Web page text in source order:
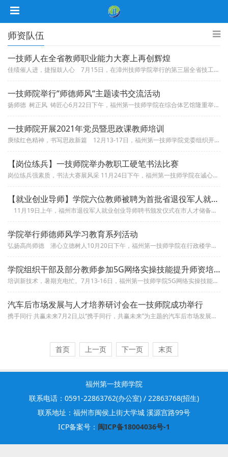
师资队伍
一技师人在全省教师职业能力大赛上再创辉煌
佳绩催人进，捷报鼓人心 7月15日，在漳州技师学院举行的第三届全省技工院校教师职业能力大赛上，福州第一技师学院共取得5个...
一技师院举行“师德师风“主题读书交流活动
扬师德 树正风 铸匠心6月22日下午，福州第一技师学院在综合体艺馆隆重举行师德师风主题读书活动交流活动，院党委书记、...
一技师院开展2021年党员暨思政课教师培训
庚续红色精神，书写思政新篇 12月13-17日，福州第一技师学院党委组织开展2021年党员暨思政课教师培训，共有4...
【岗位练兵】一技师院举办教职工硬笔书法比赛
岗位练兵强素质，书法大赛展风采 11月24日下午，福州第一技师学院在诚心楼学术报告厅举行题为“岗位练兵强素质，书法大赛展...
【就业创业导师】学院六位教师被聘为首批省退役军人就业创业导师
11月19日上午，福州市退役军人就业创业导师聘书颁发仪式在市人才储备中心举行。福州第一技师学院有6位教师被聘为首...
学院举行师德师风学习教育系列活动
弘扬高尚师德 潜心立德树人10月20日下午，福州第一技师学院在行政楼学术报告厅举行师德师风承诺与考试暨新教师入职宣...
学院组织干部及部分教师参加5G网络实操技能提升师资培训班
培训新技术，暑期充电忙。7月13-16日，福州第一技师学院5G网络实操技能提升师资培训班在中国移动福建实训基地成功举行，...
汽车后市场发展与人才培养研讨会在一技师院成功举行
携手同行 共赢未来7月2日,以“携手同行，共赢未来”为主题的汽车后市场发展与人才培养研讨会在福州第一技师学院隆重举行，福...
首页 上一页 下一页 末页
福州第一技师学院
联系电话：0591-22863762(办公室) / 22863768(招生)
联系地址：福州市闽侯上街大学城 溪源宫路99号
ICP备案号： 闽ICP备18004036号-1